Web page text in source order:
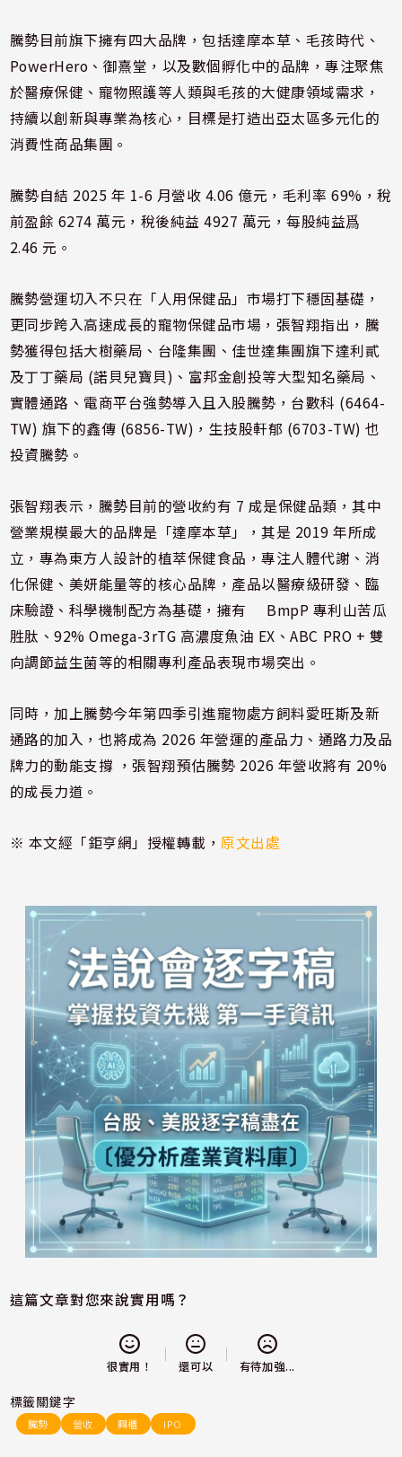
騰勢目前旗下擁有四大品牌，包括達摩本草、毛孩時代、
PowerHero、御熹堂，以及數個孵化中的品牌，專注聚焦
於醫療保健、寵物照護等人類與毛孩的大健康領域需求，
持續以創新與專業為核心，目標是打造出亞太區多元化的
消費性商品集團。
騰勢自結 2025 年 1-6 月營收 4.06 億元，毛利率 69%，稅
前盈餘 6274 萬元，稅後純益 4927 萬元，每股純益爲
2.46 元。
騰勢營運切入不只在「人用保健品」市場打下穩固基礎，
更同步跨入高速成長的寵物保健品市場，張智翔指出，騰
勢獲得包括大樹藥局、台隆集團、佳世達集團旗下達利貳
及丁丁藥局 (諾貝兒寶貝)、富邦金創投等大型知名藥局、
實體通路、電商平台強勢導入且入股騰勢，台數科 (6464-
TW) 旗下的鑫傳 (6856-TW)，生技股軒郁 (6703-TW) 也
投資騰勢。
張智翔表示，騰勢目前的營收約有 7 成是保健品類，其中
營業規模最大的品牌是「達摩本草」，其是 2019 年所成
立，專為東方人設計的植萃保健食品，專注人體代謝、消
化保健、美妍能量等的核心品牌，產品以醫療級研發、臨
床驗證、科學機制配方為基礎，擁有 BmpP 專利山苦瓜
胜肽、92% Omega-3rTG 高濃度魚油 EX、ABC PRO + 雙
向調節益生菌等的相關專利產品表現市場突出。
同時，加上騰勢今年第四季引進寵物處方飼料愛旺斯及新
通路的加入，也將成為 2026 年營運的產品力、通路力及品
牌力的動能支撐 ，張智翔預估騰勢 2026 年營收將有 20%
的成長力道。
※ 本文經「鉅亨網」授權轉載，原文出處
這篇文章對您來說實用嗎？
很實用！ 還可以 有待加強...
標籤關鍵字
騰勢 營收 興櫃 IPO